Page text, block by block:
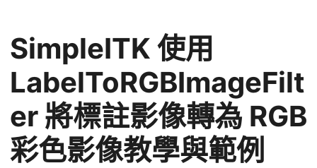
SimpleITK 使用
LabelToRGBImageFilt
er 將標註影像轉為 RGB
彩色影像教學與範例